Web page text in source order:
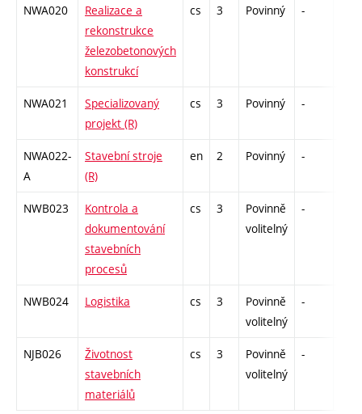
NWA020
Realizace a
rekonstrukce
železobetonových
konstrukcí
cs 3 Povinný -
NWA021
Specializovaný
projekt (R)
cs 3 Povinný -
NWA022-
A
Stavební stroje
(R)
en 2 Povinný -
NWB023
Kontrola a
dokumentování
stavebních
procesů
cs 3
Povinně
volitelný
-
NWB024 Logistika cs 3
Povinně
volitelný
-
NJB026
Životnost
stavebních
materiálů
cs 3
Povinně
volitelný
-